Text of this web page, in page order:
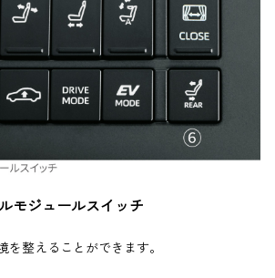
モジュールスイッチ
を整えることができます。